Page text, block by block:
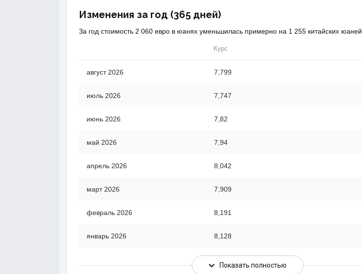
Изменения за год (365 дней)
За год стоимость 2 060 евро в юанях уменьшилась примерно на 1 255 китайских юаней.
Курс
август 2026 7,799
июль 2026 7,747
июнь 2026 7,82
май 2026 7,94
апрель 2026 8,042
март 2026 7,909
февраль 2026 8,191
январь 2026 8,128
Показать полностью